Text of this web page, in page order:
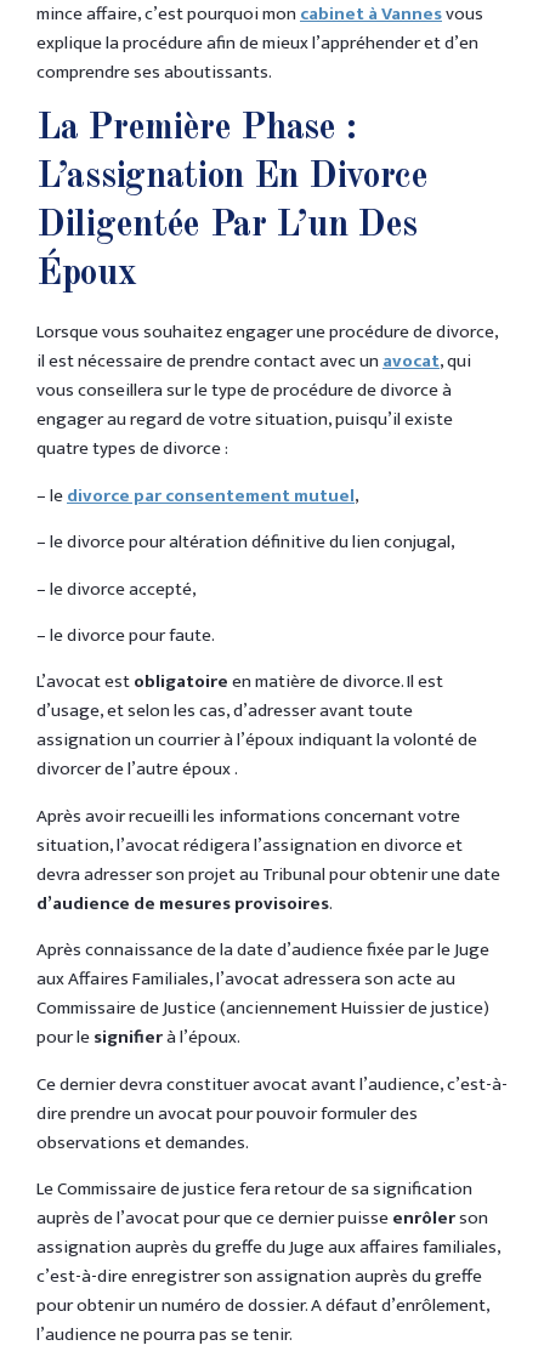
mince affaire, c’est pourquoi moncabinet à Vannesvous
explique la procédure afin de mieux l’appréhender et d’en
comprendre ses aboutissants.
La Première Phase :
L’assignation En Divorce
Diligentée Par L’un Des
Époux
Lorsque vous souhaitez engager une procédure de divorce,
il est nécessaire de prendre contact avec unavocat, qui
vous conseillera sur le type de procédure de divorce à
engager au regard de votre situation, puisqu’il existe
quatre types de divorce :
– ledivorce par consentement mutuel,
– le divorce pour altération définitive du lien conjugal,
– le divorce accepté,
– le divorce pour faute.
L’avocat estobligatoireen matière de divorce. Il est
d’usage, et selon les cas, d’adresser avant toute
assignation un courrier à l’époux indiquant la volonté de
divorcer de l’autre époux .
Après avoir recueilli les informations concernant votre
situation, l’avocat rédigera l’assignation en divorce et
devra adresser son projet au Tribunal pour obtenir une date
d’audience de mesures provisoires.
Après connaissance de la date d’audience fixée par le Juge
aux Affaires Familiales, l’avocat adressera son acte au
Commissaire de Justice (anciennement Huissier de justice)
pour lesignifierà l’époux.
Ce dernier devra constituer avocat avant l’audience, c’est-à-
dire prendre un avocat pour pouvoir formuler des
observations et demandes.
Le Commissaire de justice fera retour de sa signification
auprès de l’avocat pour que ce dernier puisseenrôlerson
assignation auprès du greffe du Juge aux affaires familiales,
c’est-à-dire enregistrer son assignation auprès du greffe
pour obtenir un numéro de dossier. A défaut d’enrôlement,
l’audience ne pourra pas se tenir.